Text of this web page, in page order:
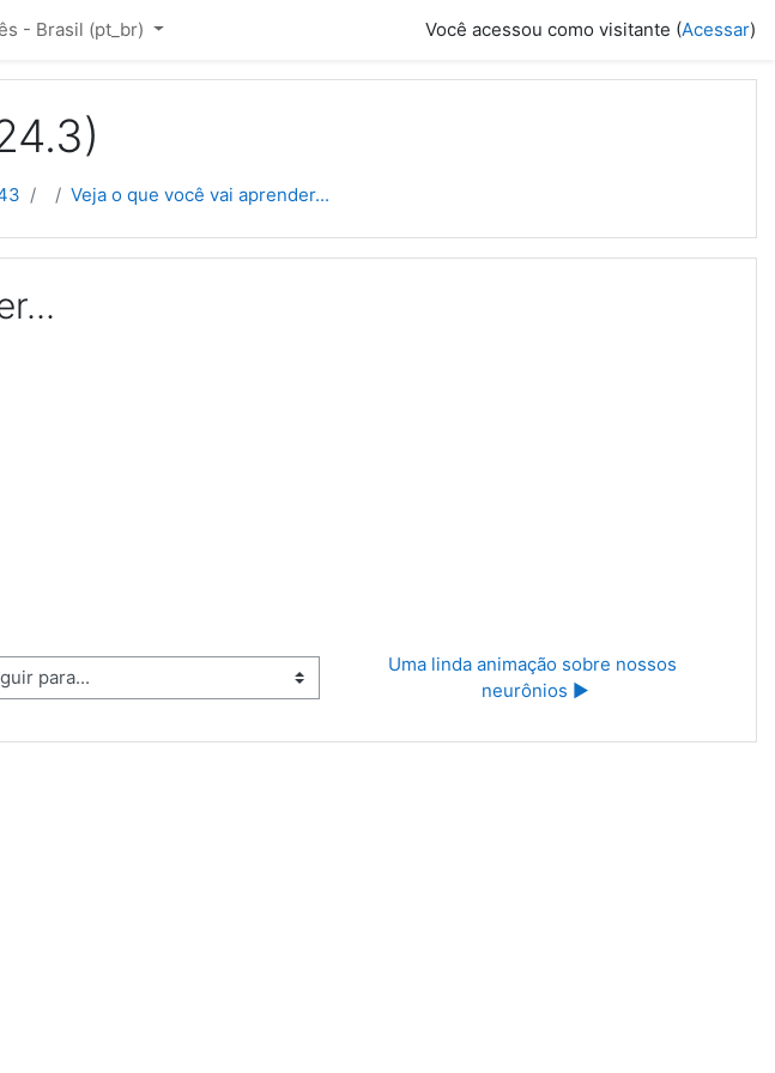
- Brasil ‎(pt_br)‎ Você acessou como visitante (Acessar)
Veja o que você vai aprender...
Uma linda animação sobre nossos
neurônios ▶︎